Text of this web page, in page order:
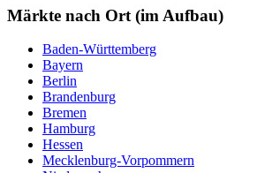
Monat
Märkte nach Ort (im Aufbau)
Baden-Württemberg
Bayern
Berlin
Brandenburg
Bremen
Hamburg
Hessen
Mecklenburg-Vorpommern